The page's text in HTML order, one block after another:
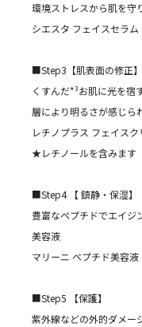
環境ストレスから肌を守
シエスタ フェイスセラ
■Step3【肌表面の修正】
くすんだ*³お肌に光を宿
層により明るさが感じら
レチノプラス フェイスク
★レチノールを含みます
■Step4 【 鎮静・保湿】
豊富なペプチドでエイジ
美容液
マリーニ ペプチド美容
■Step5 【保護】
紫外線などの外的ダメー